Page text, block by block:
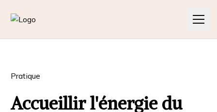
Les cours
Contact
Pratique
Accueillir l'énergie du